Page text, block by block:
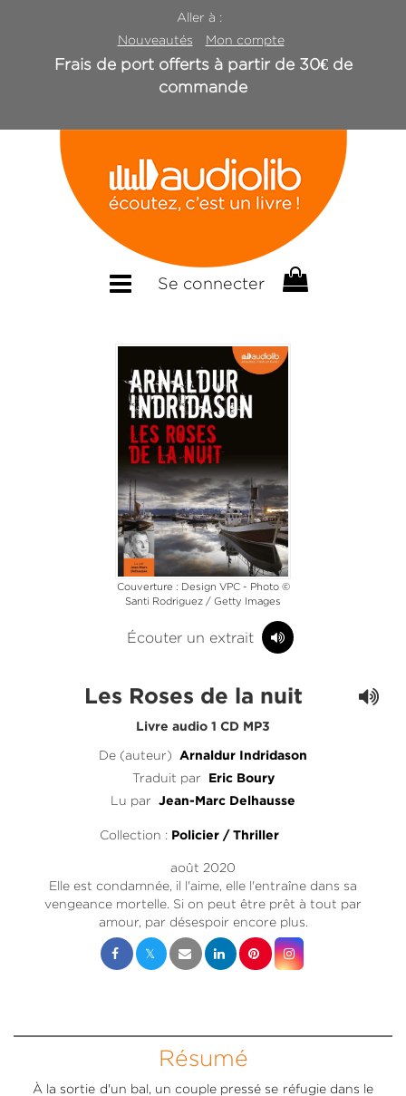
Aller à :
Nouveautés
Mon compte
Frais de port offerts à partir de 30€ de
commande
Se connecter
Couverture : Design VPC - Photo ©
Santi Rodriguez / Getty Images
Écouter un extrait
Les Roses de la nuit
Livre audio 1 CD MP3
De (auteur) Arnaldur Indridason
Traduit par Eric Boury
Lu par Jean-Marc Delhausse
Collection : Policier / Thriller
août 2020
Elle est condamnée, il l'aime, elle l'entraîne dans sa
vengeance mortelle. Si on peut être prêt à tout par
amour, par désespoir encore plus.
Résumé
À la sortie d'un bal, un couple pressé se réfugie dans le